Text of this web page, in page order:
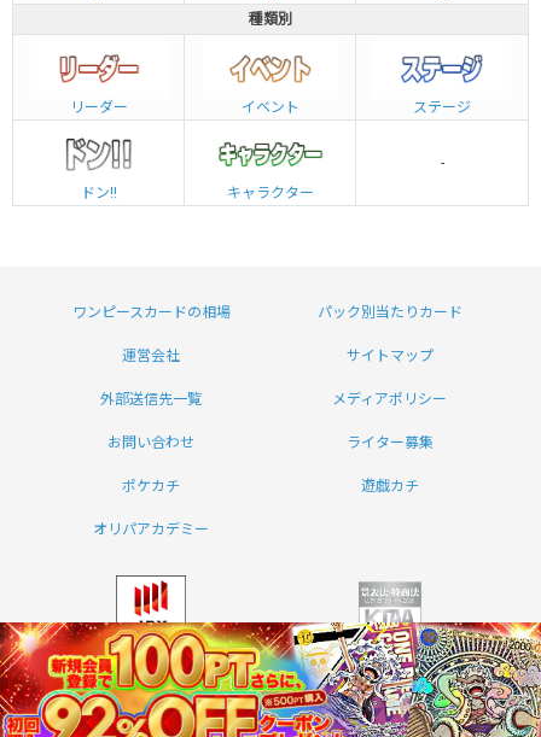
種類別
リーダー イベント ステージ
ドン!! キャラクター
-
ワンピースカードの相場 パック別当たりカード
運営会社 サイトマップ
外部送信先一覧 メディアポリシー
お問い合わせ ライター募集
ポケカチ 遊戯カチ
オリパアカデミー
ワンピカチは東証スタンダード上場の
株式会社コレックホールディングスが運営してい
ます。
証券コード：6578
ワンピカチを運営する株式会社コレックホール
ディングスは景表法・特定商取引法に関する認定
資格「KTAA」の団体認証マークを取得していま
す。